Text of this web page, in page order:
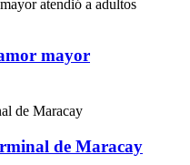
mayor
de Maracay